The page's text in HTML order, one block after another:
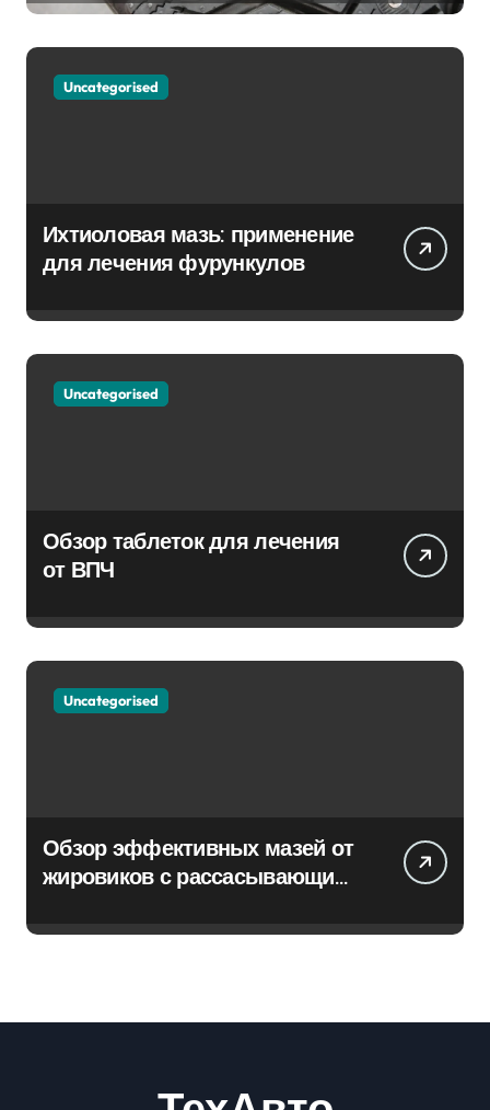
Uncategorised
Ихтиоловая мазь: применение
для лечения фурункулов
Uncategorised
Обзор таблеток для лечения
от ВПЧ
Uncategorised
Обзор эффективных мазей от
жировиков с рассасывающим